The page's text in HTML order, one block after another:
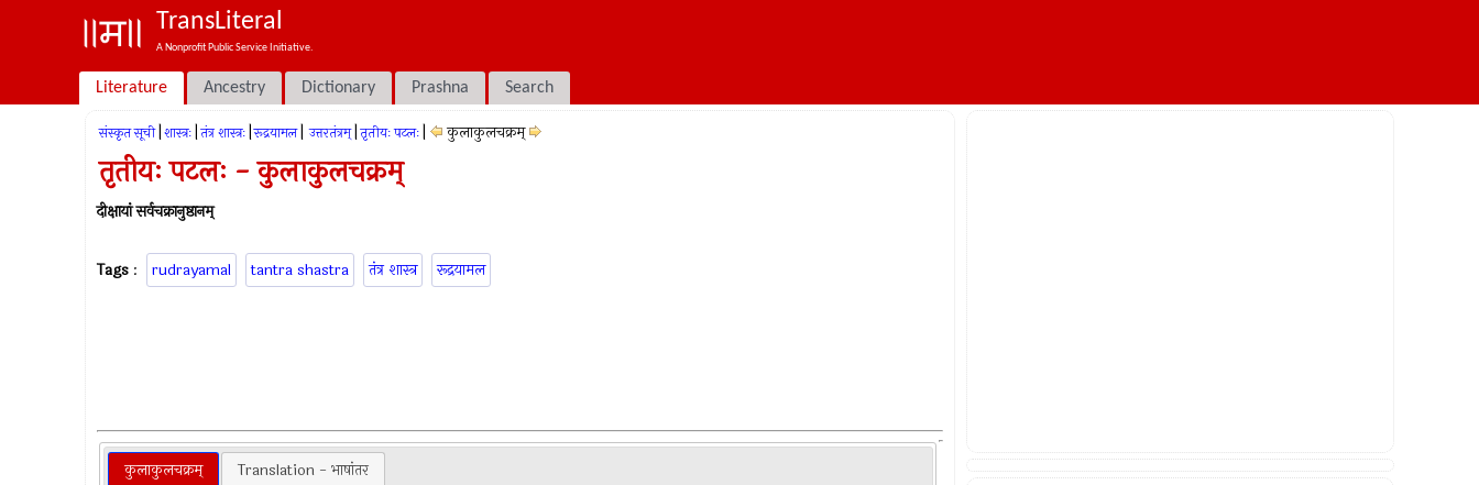
TransLiteral
A Nonprofit Public Service Initiative.
Literature Ancestry Dictionary Prashna Search
संस्कृत सूची शास्त्रः तंत्र शास्त्रः रूद्रयामल उत्तरतंत्रम् तृतीयः पटलः कुलाकुलचक्रम्
तृतीयः पटलः - कुलाकुलचक्रम्
दीक्षायां सर्वचक्रानुष्ठानम्
Tags : rudrayamal tantra shastra तंत्र शास्त्र रूद्रयामल
कुलाकुलचक्रम् Translation - भाषांतर